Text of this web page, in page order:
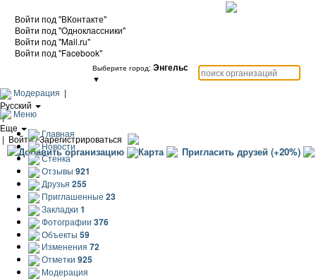
Войти под "ВКонтакте"
Войти под "Одноклассники"
Войти под "Mail.ru"
Войти под "Facebook"
Выберите город: Энгельс
▼
Модерация |
Русский
|
Еще
| Войти / Зарегистрироваться
Добавить организацию Карта Пригласить друзей (+20%)
Меню
Главная
Новости
Стенка
Отзывы 921
Друзья 255
Приглашенные 23
Закладки 1
Фотографии 376
Объекты 59
Изменения 72
Отметки 925
Модерация